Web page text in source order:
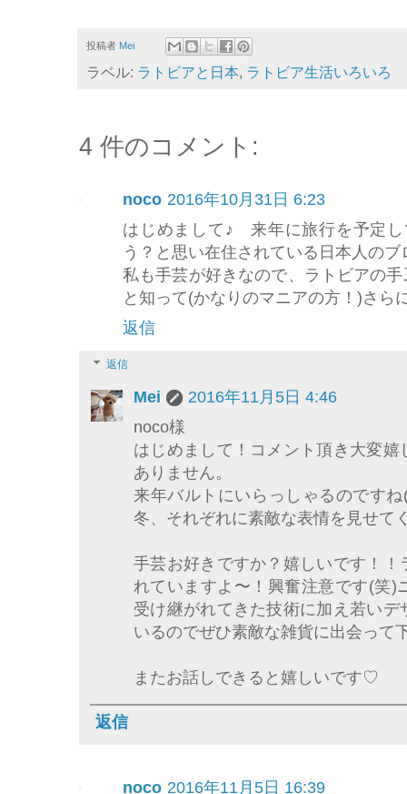
投稿者 Mei
ラベル: ラトビアと日本, ラトビア生活いろいろ
4 件のコメント:
noco 2016年10月31日 6:23
はじめまして♪ 来年に旅行を予定
う？と思い在住されている日本人の
私も手芸が好きなので、ラトビアの
と知って(かなりのマニアの方！)さら
返信
返信
Mei
2016年11月5日 4:46
noco様
はじめまして！コメント頂き大変
ありません。
来年バルトにいらっしゃるのです
冬、それぞれに素敵な表情を見せて
手芸お好きですか？嬉しいです！
れていますよ〜！興奮注意です(笑)
受け継がれてきた技術に加え若い
いるのでぜひ素敵な雑貨に出会って
またお話しできると嬉しいです♡
返信
noco 2016年11月5日 16:39